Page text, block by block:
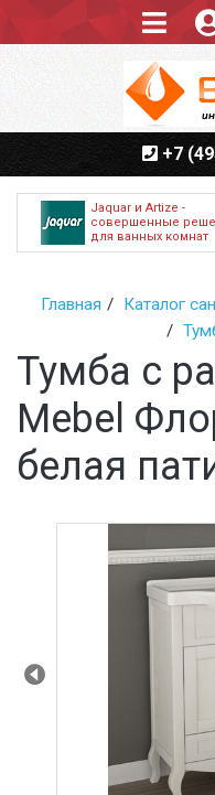
+7
Jaquar и Artize -
совершенные
для ванных комнат
Главная Каталог
Тумба с
Mebel
белая